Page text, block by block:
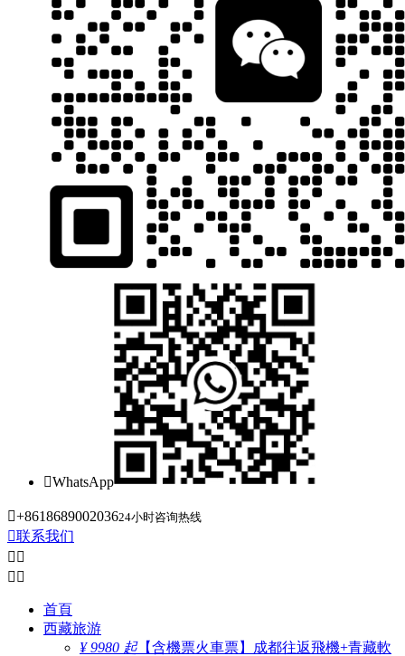
WhatsApp
+861868900203624小时咨询热线
联系我们
 
 
首頁
西藏旅游
¥ 9980 起【含機票火車票】成都往返飛機+青藏軟